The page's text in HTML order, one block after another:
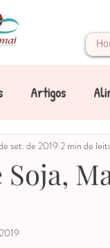
Artigos
mamadeira
set. de 2019 2 min de